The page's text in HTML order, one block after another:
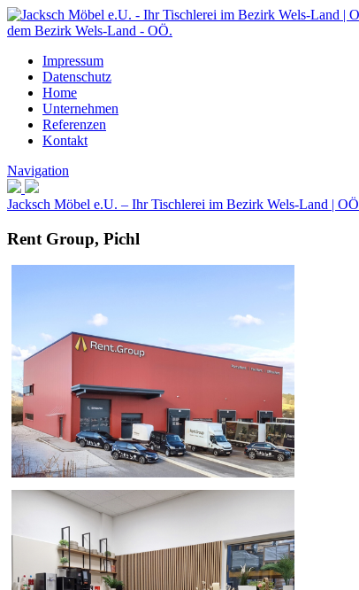
Impressum
Datenschutz
Home
Unternehmen
Referenzen
Kontakt
Navigation
Jacksch Möbel e.U. – Ihr Tischlerei im Bezirk Wels-Land | OÖ
Rent Group, Pichl